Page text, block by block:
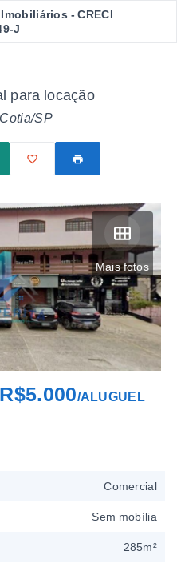
- CRECI
J
para locação
SP
Mais fotos
R$5.000/ALUGUEL
Comercial
Sem mobília
285m²